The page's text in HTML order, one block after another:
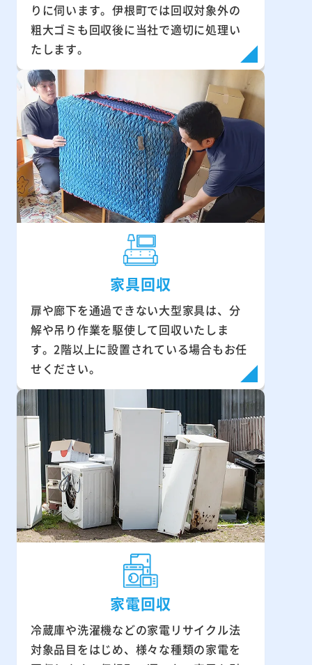
りに伺います。伊根町では回収対象外の
粗大ゴミも回収後に当社で適切に処理い
たします。
家具回収
扉や廊下を通過できない大型家具は、分
解や吊り作業を駆使して回収いたしま
す。2階以上に設置されている場合もお任
せください。
家電回収
冷蔵庫や洗濯機などの家電リサイクル法
対象品目をはじめ、様々な種類の家電を